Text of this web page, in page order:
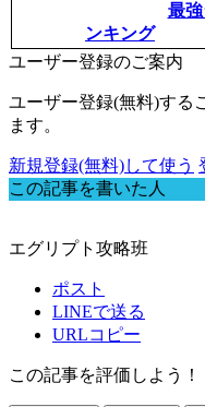
最強
ンキング
ユーザー登録のご案内
ユーザー登録(無料)する
ます。
新規登録(無料)して使う
この記事を書いた人
エグリプト攻略班
ポスト
LINEで送る
URLコピー
この記事を評価しよう！